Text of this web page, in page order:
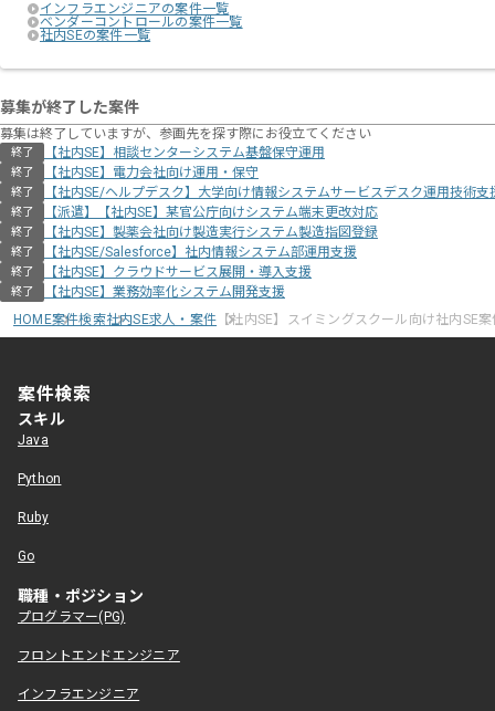
インフラエンジニアの案件一覧
ベンダーコントロールの案件一覧
社内SEの案件一覧
募集が終了した案件
募集は終了していますが、参画先を探す際にお役立てください
終了 【社内SE】相談センターシステム基盤保守運用
終了 【社内SE】電力会社向け運用・保守
終了 【社内SE/ヘルプデスク】大学向け情報システムサービスデスク運用技術
終了 【派遣】【社内SE】某官公庁向けシステム端末更改対応
終了 【社内SE】製薬会社向け製造実行システム製造指図登録
終了 【社内SE/Salesforce】社内情報システム部運用支援
終了 【社内SE】クラウドサービス展開・導入支援
終了
【社内SE】業務効率化システム開発支援
HOME案件検索社内SE求人・案件 【社内SE】スイミングスクール向け社内SE案
案件検索
スキル
Java
Python
Ruby
Go
職種・ポジション
プログラマー(PG)
フロントエンドエンジニア
インフラエンジニア